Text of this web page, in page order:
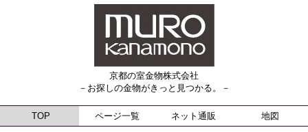
京都の室金物株式会社
－お探しの金物がきっと見つかる。－
TOP ページ一覧 ネット通販 地図